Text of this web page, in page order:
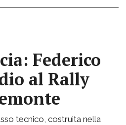
Federico
al Rally
tecnico, costruita nella